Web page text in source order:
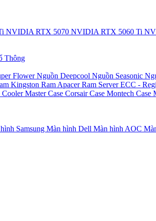
NVIDIA RTX 5070 NVIDIA RTX 5060 Ti
Thông
FlowerNguồn Deepcool Nguồn Seasonic
Kingston Ram ApacerRam Server ECC -
Cooler MasterCase CorsairCase Montech Case
Samsung Màn hình Dell Màn hình AOC